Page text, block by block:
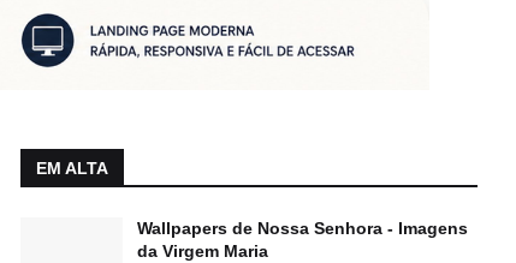
EM ALTA
Wallpapers de Nossa Senhora - Imagens
da Virgem Maria